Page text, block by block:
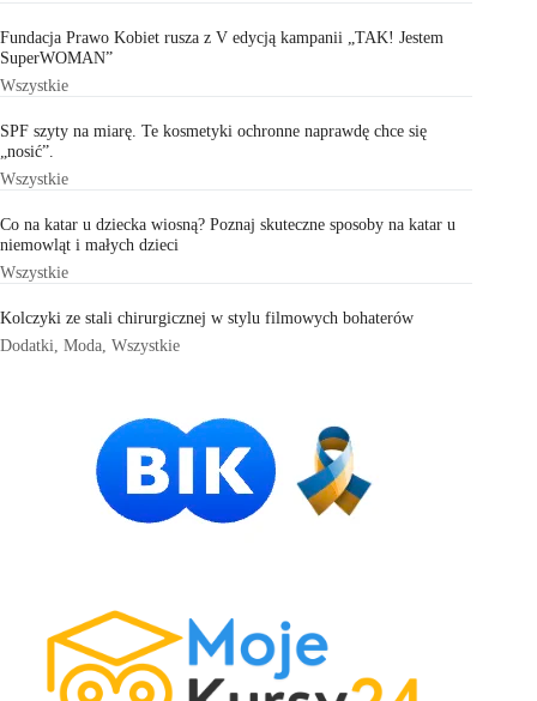
Fundacja Prawo Kobiet rusza z V edycją kampanii „TAK! Jestem
SuperWOMAN”
Wszystkie
SPF szyty na miarę. Te kosmetyki ochronne naprawdę chce się
„nosić”.
Wszystkie
Co na katar u dziecka wiosną? Poznaj skuteczne sposoby na katar u
niemowląt i małych dzieci
Wszystkie
Kolczyki ze stali chirurgicznej w stylu filmowych bohaterów
Dodatki Moda Wszystkie